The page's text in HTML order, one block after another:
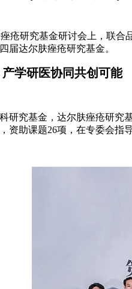
疮研究基金研讨会上，联合
届达尔肤痤疮研究基金。
学研医协同共创可能
研究基金，达尔肤痤疮研究
资助课题26项，在专委会指